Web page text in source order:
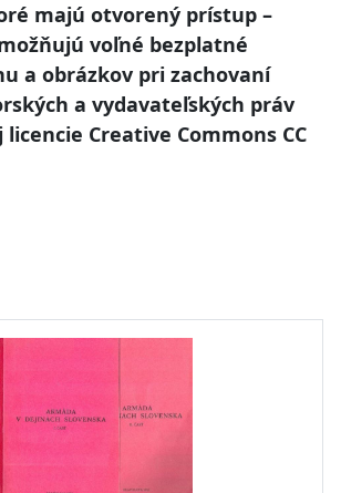
majú otvorený prístup –
voľné bezplatné
a obrázkov pri zachovaní
a vydavateľských práv
Creative Commons CC